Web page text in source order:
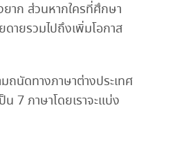
ยาก ส่วนหากใครที่ศึกษา
ดายรวมไปถึงเพิ่มโอกาส
ถนัดทางภาษาต่างประเทศ
7 ภาษาโดยเราจะแบ่ง